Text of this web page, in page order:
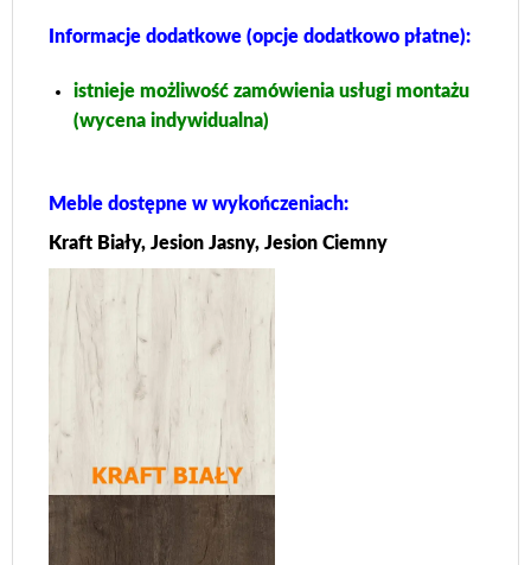
Informacje dodatkowe (opcje dodatkowo płatne):
istnieje możliwość zamówienia usługi montażu
(wycena indywidualna)
Meble dostępne w wykończeniach:
Kraft Biały, Jesion Jasny, Jesion Ciemny